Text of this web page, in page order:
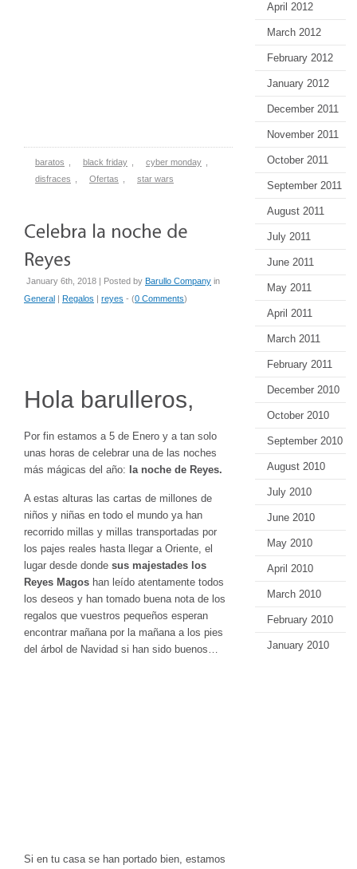
baratos black friday cyber monday
disfraces
Ofertas star wars
January 6th, 2018 | Posted by Barullo Company in
General | Regalos | reyes - (0 Comments)
Hola barulleros,
Por fin estamos a 5 de Enero y a tan solo
unas horas de celebrar una de las noches
más mágicas del año: la noche de Reyes.
A estas alturas las cartas de millones de
niños y niñas en todo el mundo ya han
recorrido millas y millas transportadas por
los pajes reales hasta llegar a Oriente, el
lugar desde donde sus majestades los
Reyes Magos han leído atentamente todos
los deseos y han tomado buena nota de los
regalos que vuestros pequeños esperan
encontrar mañana por la mañana a los pies
del árbol de Navidad si han sido buenos…
Si en tu casa se han portado bien, estamos
April 2012
March 2012
February 2012
January 2012
December 2011
November 2011
October 2011
September 2011
August 2011
July 2011
June 2011
May 2011
April 2011
March 2011
February 2011
December 2010
October 2010
September 2010
August 2010
July 2010
June 2010
May 2010
April 2010
March 2010
February 2010
January 2010